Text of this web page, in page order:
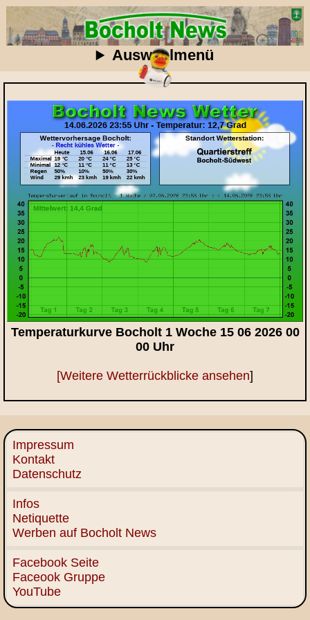
Auswahlmenü
Temperaturkurve Bocholt 1 Woche 15 06 2026 00
00 Uhr
[Weitere Wetterrückblicke ansehen]
Impressum
Kontakt
Datenschutz
Infos
Netiquette
Werben auf Bocholt News
Facebook Seite
Faceook Gruppe
YouTube